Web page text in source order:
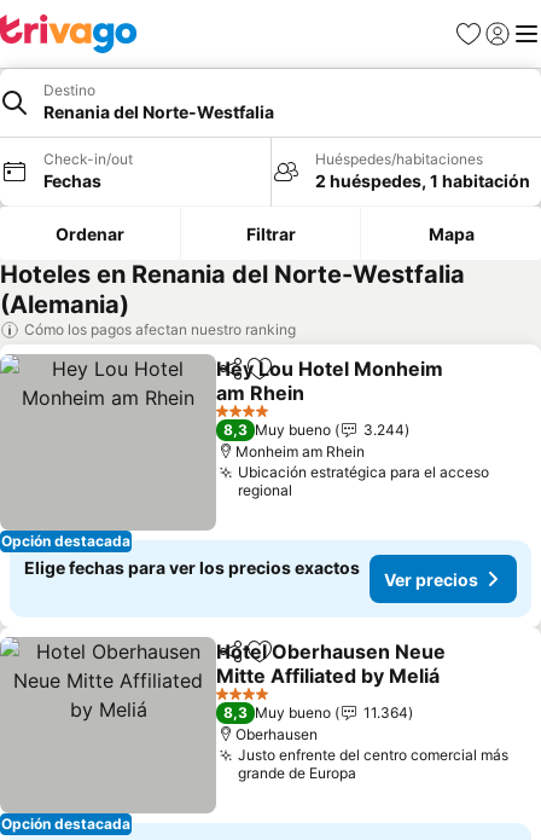
Favoritos
Iniciar
Destino
Renania del Norte-Westfalia
Check-in/out
Fechas
Huéspedes/habitaciones
2 huéspedes, 1 habitación
Ordenar Filtrar Mapa
Hoteles en Renania del Norte-Westfalia
(Alemania)
Cómo los pagos afectan nuestro ranking
Opción destacada
CompartirAgregar a favoritos
Hey Lou Hotel Monheim
am Rhein
4 Estrellas
8,3 Muy bueno
3.244
Monheim am Rhein
Ubicación estratégica para el acceso
regional
Elige fechas para ver los precios exactos
Ver precios
Opción destacada
CompartirAgregar a favoritos
Hotel Oberhausen Neue
Mitte Affiliated by Meliá
4 Estrellas
8,3 Muy bueno
11.364
Oberhausen
Justo enfrente del centro comercial más
grande de Europa